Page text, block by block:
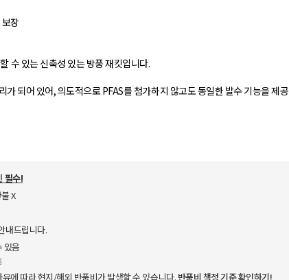
장
수 있는 신축성 있는 방풍 재킷입니다.
되어 있어, 의도적으로 PFAS를 첨가하지 않고도 동일한 발수 기능을 제공
필수!
X
내드립니다.
있음
에 따라 현지/해외 반품비가 발생할 수 있습니다. 반품비 책정 기준 확인하기!